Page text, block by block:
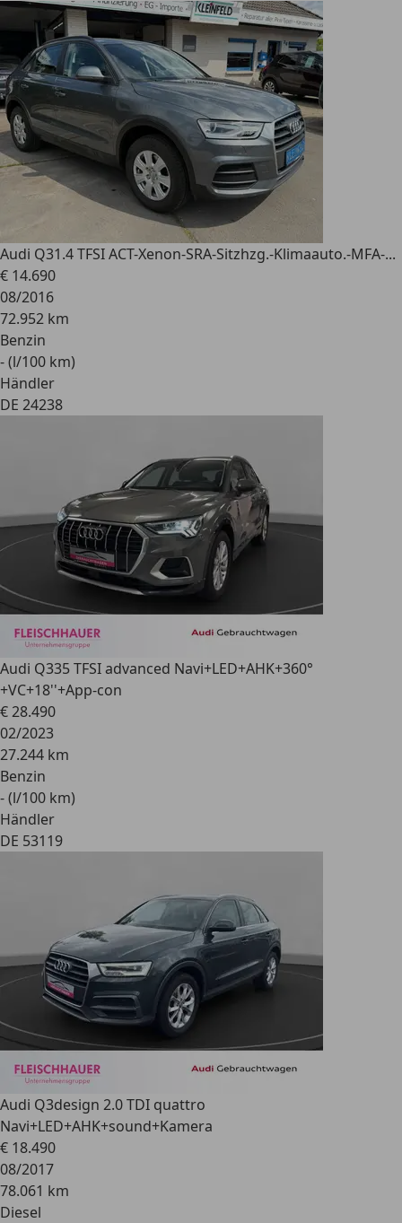
Audi Q31.4 TFSI ACT-Xenon-SRA-Sitzhzg.-Klimaauto.-MFA-...
€ 14.690
08/2016
72.952 km
Benzin
- (l/100 km)
Händler
DE 24238
Audi Q335 TFSI advanced Navi+LED+AHK+360°
+VC+18''+App-con
€ 28.490
02/2023
27.244 km
Benzin
- (l/100 km)
Händler
DE 53119
Audi Q3design 2.0 TDI quattro
Navi+LED+AHK+sound+Kamera
€ 18.490
08/2017
78.061 km
Diesel